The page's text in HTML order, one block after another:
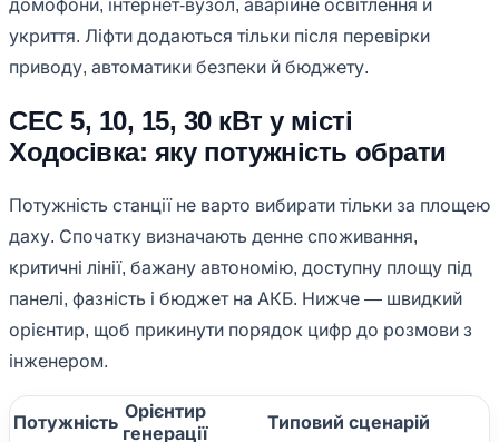
домофони, інтернет-вузол, аварійне освітлення й
укриття. Ліфти додаються тільки після перевірки
приводу, автоматики безпеки й бюджету.
СЕС 5, 10, 15, 30 кВт у місті
Ходосівка: яку потужність обрати
Потужність станції не варто вибирати тільки за площею
даху. Спочатку визначають денне споживання,
критичні лінії, бажану автономію, доступну площу під
панелі, фазність і бюджет на АКБ. Нижче — швидкий
орієнтир, щоб прикинути порядок цифр до розмови з
інженером.
Потужність
Орієнтир
генерації
Типовий сценарій